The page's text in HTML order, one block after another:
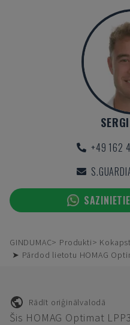
+49 162
GINDUMAC Produkti
➤ Pārdod lietotu HOMAG
Rādīt oriģinālvalodā
Šis HOMAG Optimat